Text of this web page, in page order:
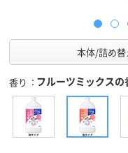
本体/詰め替
香り フルーツミックスの